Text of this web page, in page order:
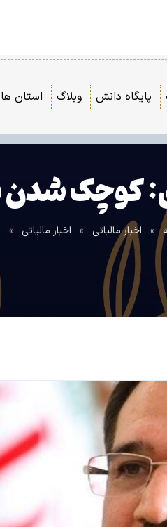
پایگاه دانش وبلاگ استان ها
شدن
» اخبار مالیاتی » اخبار مالیاتی »